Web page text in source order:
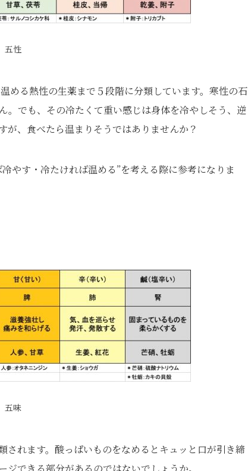
性
める熱性の生薬まで５段階に分類しています。寒性の石
。でも、その冷たくて重い感じは身体を冷やしそう、逆
が、食べたら温まりそうではありませんか？
やす・冷たければ温める”を考える際に参考になりま
味
れます。酸っぱいものをなめるとキュッと口が引き締